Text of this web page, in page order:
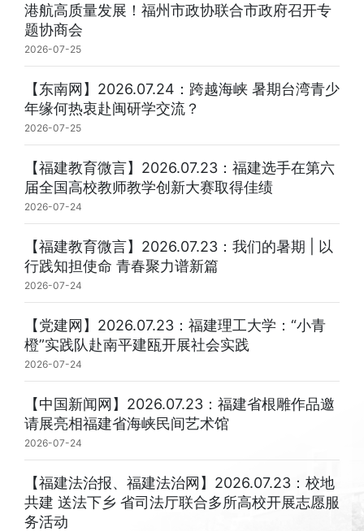
港航高质量发展！福州市政协联合市政府召开专
题协商会
2026-07-25
【东南网】2026.07.24：跨越海峡 暑期台湾青少
年缘何热衷赴闽研学交流？
2026-07-25
【福建教育微言】2026.07.23：福建选手在第六
届全国高校教师教学创新大赛取得佳绩
2026-07-24
【福建教育微言】2026.07.23：我们的暑期 | 以
行践知担使命 青春聚力谱新篇
2026-07-24
【党建网】2026.07.23：福建理工大学：“小青
橙”实践队赴南平建瓯开展社会实践
2026-07-24
【中国新闻网】2026.07.23：福建省根雕作品邀
请展亮相福建省海峡民间艺术馆
2026-07-24
【福建法治报、福建法治网】2026.07.23：校地
共建 送法下乡 省司法厅联合多所高校开展志愿服
务活动